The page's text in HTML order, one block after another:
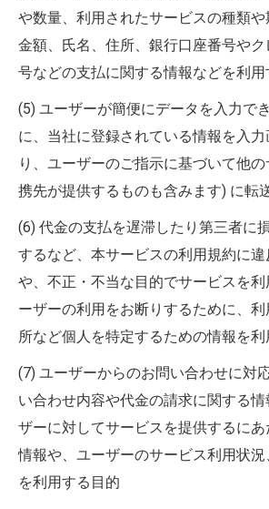
や数量、利用されたサービスの種類
金額、氏名、住所、銀行口座番号や
号などの支払に関する情報などを利用
(5) ユーザーが簡便にデータを入力で
に、当社に登録されている情報を入
り、ユーザーのご指示に基づいて他
携先が提供するものも含みます) に転
(6) 代金の支払を遅滞したり第三者に
するなど、本サービスの利用規約に
や、不正・不当な目的でサービスを
ーザーの利用をお断りするために、
所など個人を特定するための情報を
(7) ユーザーからのお問い合わせに対
い合わせ内容や代金の請求に関する
ザーに対してサービスを提供するに
情報や、ユーザーのサービス利用状
を利用する目的